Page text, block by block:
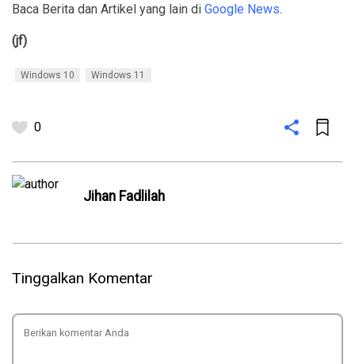
Baca Berita dan Artikel yang lain di Google News.
(jf)
Windows 10 Windows 11
0
Jihan Fadlilah
Tinggalkan Komentar